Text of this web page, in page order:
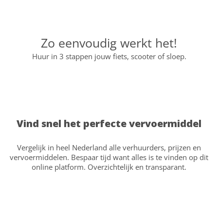
Zo eenvoudig werkt het!
Huur in 3 stappen jouw fiets, scooter of sloep.
Vind snel het perfecte vervoermiddel
Vergelijk in heel Nederland alle verhuurders, prijzen en
vervoermiddelen. Bespaar tijd want alles is te vinden op dit
online platform. Overzichtelijk en transparant.